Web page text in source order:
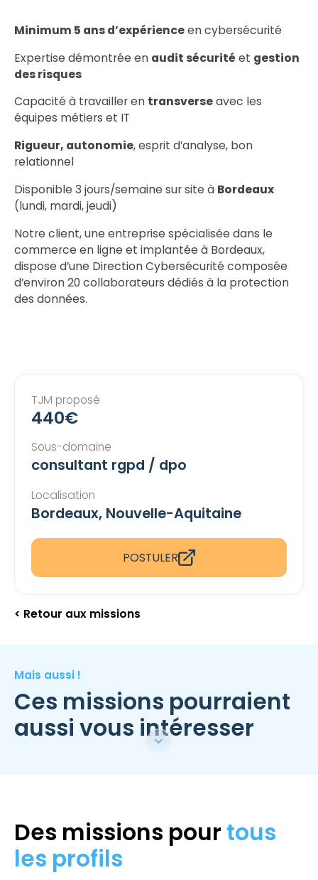
Minimum 5 ans d’expérienceen cybersécurité
Expertise démontrée en audit sécurité et gestion
des risques
Capacité à travailler en transverseavec les
équipes métiers et IT
Rigueur, autonomie, esprit d’analyse, bon
relationnel
Disponible 3 jours/semaine sur site à Bordeaux
(lundi, mardi, jeudi)
Notre client, une entreprise spécialisée dans le
commerce en ligne et implantée à Bordeaux,
dispose d’une Direction Cybersécurité composée
d’environ 20 collaborateurs dédiés à la protection
des données.
TJM proposé
440€
Sous-domaine
consultant rgpd / dpo
Localisation
Bordeaux, Nouvelle-Aquitaine
POSTULER
< Retour aux missions
Mais aussi !
Ces missions pourraient
aussi vous intéresser
Des missions pour tous
les profils